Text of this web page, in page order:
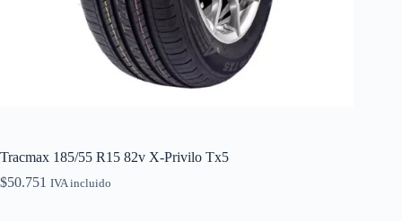
Tracmax 185/55 R15 82v X-Privilo Tx5
$50.751 IVA incluido